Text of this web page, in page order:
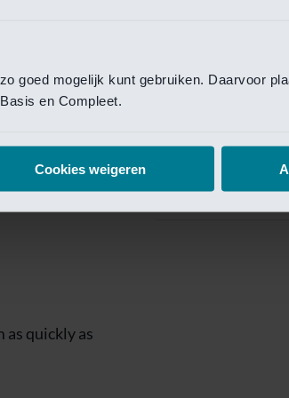
goed mogelijk kunt gebruiken. Daarvoor
en Compleet.
Cookies weigeren
Van Lanschot
as quickly as